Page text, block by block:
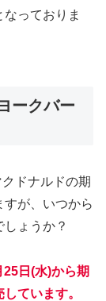
っておりま
ークバー
ドナルドの期
が、いつから
ょうか？
25日(水)から期
ています。